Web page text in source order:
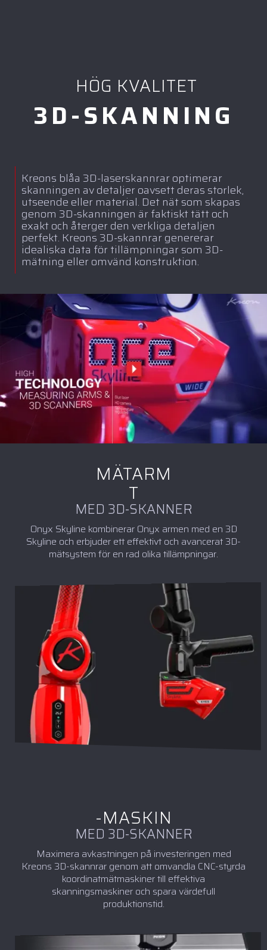
HÖG KVALITET
3D-SKANNING
Kreons blåa 3D-laserskannrar optimerar
skanningen av detaljer oavsett deras storlek,
utseende eller material. Det nät som skapas
genom 3D-skanningen är faktiskt tätt och
exakt och återger den verkliga detaljen
perfekt. Kreons 3D-skannrar genererar
idealiska data för tillämpningar som 3D-
mätning eller omvänd konstruktion.
MÄTARM
T
MED 3D-SKANNER
Onyx Skyline kombinerar Onyx armen med en 3D
Skyline och erbjuder ett effektivt och avancerat 3D-
mätsystem för en rad olika tillämpningar.
-MASKIN
MED 3D-SKANNER
Maximera avkastningen på investeringen med
Kreons 3D-skannrar genom att omvandla CNC-styrda
koordinatmätmaskiner till effektiva
skanningsmaskiner och spara värdefull
produktionstid.